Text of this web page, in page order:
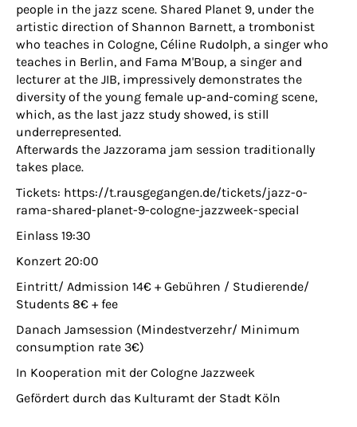
people in the jazz scene. Shared Planet 9, under the
artistic direction of Shannon Barnett, a trombonist
who teaches in Cologne, Céline Rudolph, a singer who
teaches in Berlin, and Fama M'Boup, a singer and
lecturer at the JIB, impressively demonstrates the
diversity of the young female up-and-coming scene,
which, as the last jazz study showed, is still
underrepresented.
Afterwards the Jazzorama jam session traditionally
takes place.
Tickets: https://t.rausgegangen.de/tickets/jazz-o-
rama-shared-planet-9-cologne-jazzweek-special
Einlass 19:30
Konzert 20:00
Eintritt/ Admission 14€ + Gebühren / Studierende/
Students 8€ + fee
Danach Jamsession (Mindestverzehr/ Minimum
consumption rate 3€)
In Kooperation mit der Cologne Jazzweek
Gefördert durch das Kulturamt der Stadt Köln